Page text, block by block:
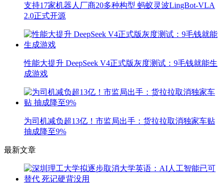
支持17家机器人厂商20多种构型 蚂蚁灵波LingBot-VLA
2.0正式开源
性能大提升 DeepSeek V4正式版灰度测试：9毛钱就能生
成游戏
为司机减负超13亿！市监局出手：货拉拉取消独家车贴
抽成降至9%
最新文章